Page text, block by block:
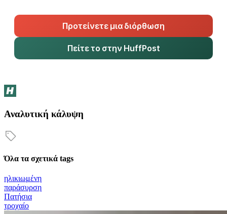
Προτείνετε μια διόρθωση
Πείτε το στην HuffPost
Αναλυτική κάλυψη
Όλα τα σχετικά tags
ηλικιωμένη
παράσυρση
Πατήσια
τροχαίο